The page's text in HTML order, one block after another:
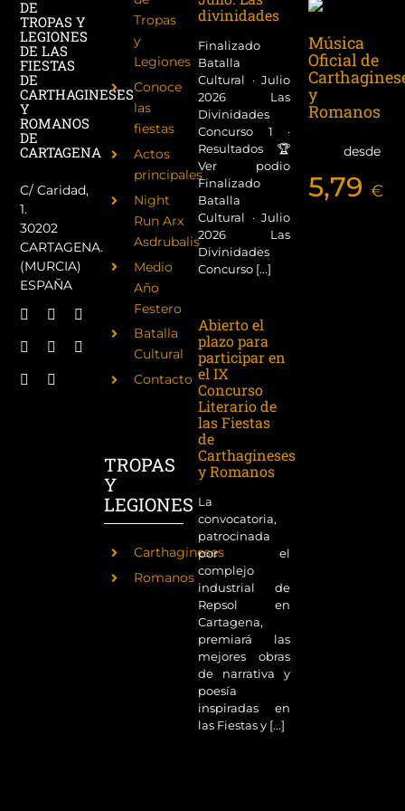
DE
TROPAS Y
LEGIONES
DE LAS
FIESTAS
DE
CARTHAGINESES
Y
ROMANOS
DE
CARTAGENA
C/ Caridad,
1.
30202
CARTAGENA.
(MURCIA)
ESPAÑA
Tropas
y
Legiones
Conoce
las
fiestas
Actos
principales
Night
Run Arx
Asdrubalis
Medio
Año
Festero
Batalla
Cultural
Contacto
TROPAS
Y
LEGIONES
Carthagineses
Romanos
divinidades
Finalizado
Batalla
Cultural · Julio
2026 Las
Divinidades
Concurso 1 ·
Resultados 🏆
Ver podio
Finalizado
Batalla
Cultural · Julio
2026 Las
Divinidades
Concurso [...]
Abierto el
plazo para
participar en
el IX
Concurso
Literario de
las Fiestas
de
Carthagineses
y Romanos
La
convocatoria,
patrocinada
por el
complejo
industrial de
Repsol en
Cartagena,
premiará las
mejores obras
de narrativa y
poesía
inspiradas en
las Fiestas y [...]
Música
Oficial de
y
Romanos
desde
5,79€